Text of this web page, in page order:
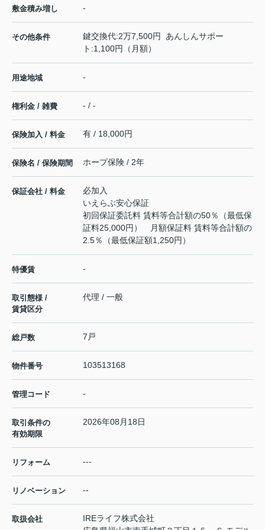
敷金積み増し -
その他条件
鍵交換代:2万7,500円 あんしんサポー
ト:1,100円（月額）
用途地域 -
権利金 / 雑費 - / -
保険加入 / 料金 有 / 18,000円
保険名 / 保険期間 ホープ保険 / 2年
保証会社 / 料金
必加入
いえらぶ安心保証
初回保証委託料 賃料等合計額の50％（最低保
証料25,000円） 月額保証料 賃料等合計額の
2.5％（最低保証額1,250円）
特優賃 -
取引態様 /
賃貸区分
代理 / 一般
総戸数 7戸
物件番号 103513168
管理コード -
取引条件の
有効期限
2026年08月18日
リフォーム ---
リノベーション --
取扱会社
IREライフ株式会社